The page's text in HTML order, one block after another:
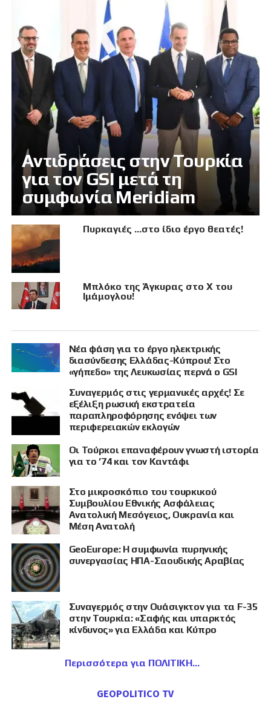
Αντιδράσεις στην Τουρκία
για τον GSI μετά τη
συμφωνία Meridiam
Πυρκαγιές …στο ίδιο έργο θεατές!
Μπλόκο της Άγκυρας στο X του
Ιμάμογλου!
Νέα φάση για το έργο ηλεκτρικής
διασύνδεσης Ελλάδας-Κύπρου! Στο
«γήπεδο» της Λευκωσίας περνά ο GSI
Συναγερμός στις γερμανικές αρχές! Σε
εξέλιξη ρωσική εκστρατεία
παραπληροφόρησης ενόψει των
περιφερειακών εκλογών
Οι Τούρκοι επαναφέρουν γνωστή ιστορία
για το ’74 και τον Καντάφι
Στο μικροσκόπιο του τουρκικού
Συμβουλίου Εθνικής Ασφάλειας
Ανατολική Μεσόγειος, Ουκρανία και
Μέση Ανατολή
GeoEurope: Η συμφωνία πυρηνικής
συνεργασίας ΗΠΑ-Σαουδικής Αραβίας
Συναγερμός στην Ουάσιγκτον για τα F-35
στην Τουρκία: «Σαφής και υπαρκτός
κίνδυνος» για Ελλάδα και Κύπρο
Περισσότερα για ΠΟΛΙΤΙΚΗ
GEOPOLITICO TV